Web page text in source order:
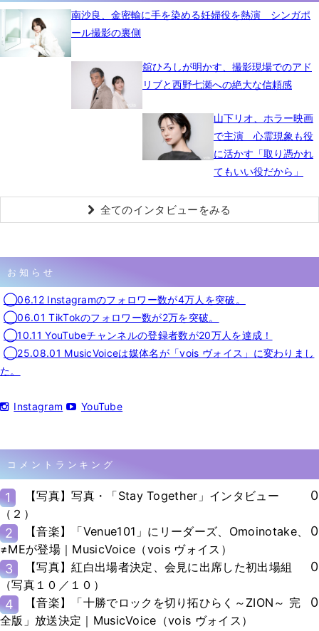
南沙良、金密輸に手を染める妊婦役を熱演 シンガポ
ール撮影の裏側
舘ひろしが明かす、撮影現場でのアド
リブと西野七瀬への絶大な信頼感
山下リオ、ホラー映画
で主演 心霊現象も役
に活かす「取り憑かれ
てもいい役だから」
全てのインタビューをみる
お知らせ
◯06.12 Instagramのフォロワー数が4万人を突破。
◯06.01 TikTokのフォロワー数が2万を突破。
◯10.11 YouTubeチャンネルの登録者数が20万人を達成！
◯25.08.01 MusicVoiceは媒体名が「vois ヴォイス」に変わりまし
た。
Instagram YouTube
コメントランキング
1
【写真】写真・「Stay Together」インタビュー
（２）
0
2
【音楽】「Venue101」にリーダーズ、Omoinotake、
≠MEが登場｜MusicVoice（vois ヴォイス）
0
3
【写真】紅白出場者決定、会見に出席した初出場組
（写真１０／１０）
0
4
【音楽】「十勝でロックを切り拓ひらく～ZION～ 完
全版」放送決定｜MusicVoice（vois ヴォイス）
0